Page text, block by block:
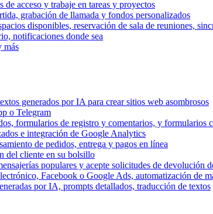
acceso y trabaje en tareas y proyectos
grabación de llamada y fondos personalizados
disponibles, reservación de sala de reuniones,
notificaciones donde sea
más
generados por IA para crear sitios web asombrosos
o Telegram
formularios de registro y comentarios, y formularios
e integración de Google Analytics
de pedidos, entrega y pagos en línea
del cliente en su bolsillo
populares y acepte solicitudes de devolución
Facebook o Google Ads, automatización de
por IA, prompts detallados, traducción de textos